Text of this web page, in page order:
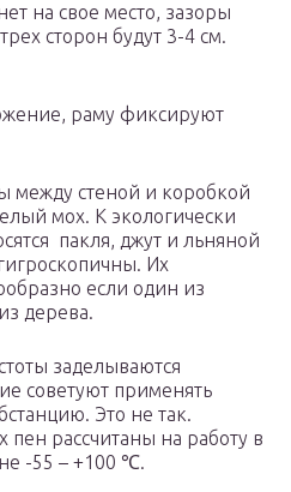
на свое место, зазоры
сторон будут 3-4 см.
раму фиксируют
между стеной и коробкой
мох. К экологически
пакля, джут и льняной
Их
если один из
дерева.
заделываются
советуют применять
Это не так.
рассчитаны на работу в
-55 – +100 ℃.